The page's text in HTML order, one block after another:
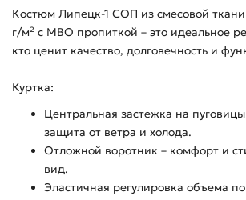
Костюм Липецк-1 СОП из смесовой
г/м² с МВО пропиткой – это идеальное
кто ценит качество, долговечность и
Куртка:
Центральная застежка на
защита от ветра и холода.
Отложной воротник – комфорт и
вид.
Эластичная регулировка объема